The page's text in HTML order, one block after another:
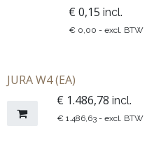
€ 0,15 incl.
€ 0,00 - excl. BTW
JURA W4 (EA)
€ 1.486,78 incl.
€ 1.486,63- excl. BTW